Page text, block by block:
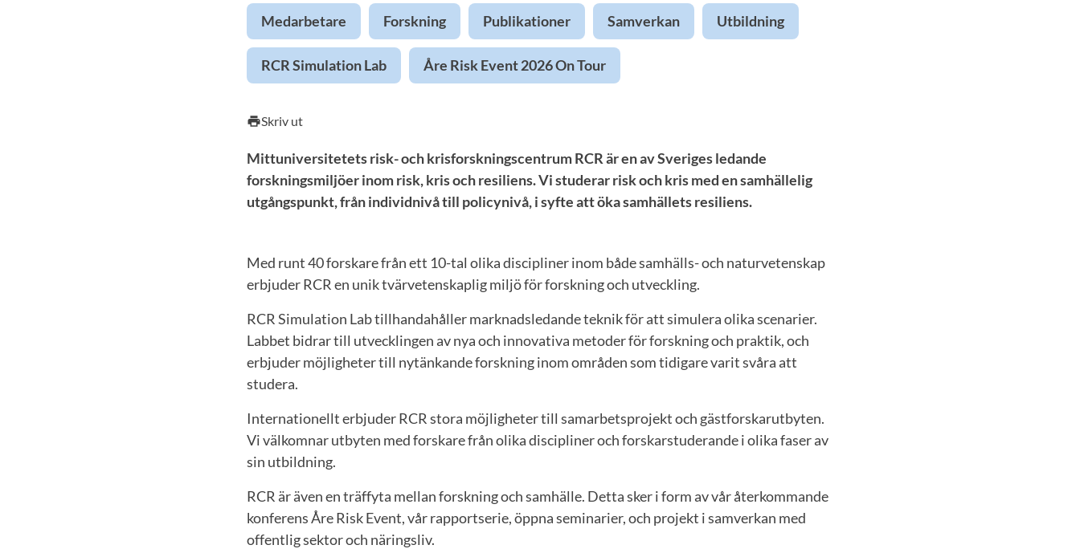
Medarbetare Forskning Publikationer Samverkan Utbildning
RCR Simulation Lab Åre Risk Event 2026 On Tour
printSkriv ut
Mittuniversitetets risk- och krisforskningscentrum RCR är en av Sveriges ledande
forskningsmiljöer inom risk, kris och resiliens. Vi studerar risk och kris med en samhällelig
utgångspunkt, från individnivå till policynivå, i syfte att öka samhällets resiliens.
Med runt 40 forskare från ett 10-tal olika discipliner inom både samhälls- och naturvetenskap
erbjuder RCR en unik tvärvetenskaplig miljö för forskning och utveckling.
RCR Simulation Lab tillhandahåller marknadsledande teknik för att simulera olika scenarier.
Labbet bidrar till utvecklingen av nya och innovativa metoder för forskning och praktik, och
erbjuder möjligheter till nytänkande forskning inom områden som tidigare varit svåra att
studera.
Internationellt erbjuder RCR stora möjligheter till samarbetsprojekt och gästforskarutbyten.
Vi välkomnar utbyten med forskare från olika discipliner och forskarstuderande i olika faser av
sin utbildning.
RCR är även en träffyta mellan forskning och samhälle. Detta sker i form av vår återkommande
konferens Åre Risk Event, vår rapportserie, öppna seminarier, och projekt i samverkan med
offentlig sektor och näringsliv.